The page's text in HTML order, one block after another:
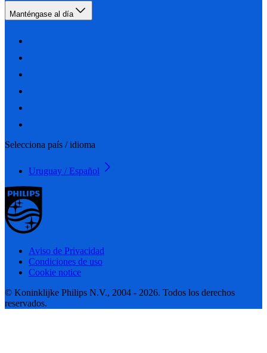
Manténgase al día
Selecciona país / idioma
Uruguay / Español
Aviso de Privacidad
Condiciones de uso
Cookie notice
© Koninklijke Philips N.V., 2004 - 2026. Todos los derechos
reservados.